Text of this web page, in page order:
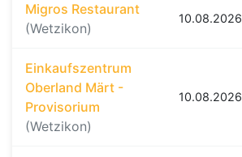
Migros Restaurant
(Wetzikon)
10.08.2026
Einkaufszentrum
Oberland Märt -
Provisorium
(Wetzikon)
10.08.2026